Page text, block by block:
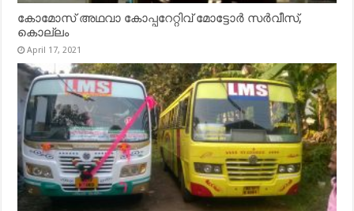
കോമോസ് അഥവാ കോപ്പറേറ്റിവ് മോട്ടോര്‍ സര്‍വീസ്,
കൊല്ലം
April 17, 2021